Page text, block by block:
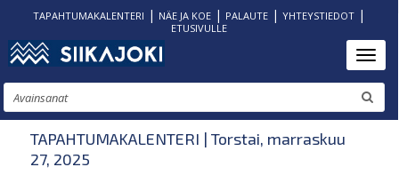
Hyppää
pääsisältöön
TAPAHTUMAKALENTERI | NÄE JA KOE| PALAUTE| YHTEYSTIEDOT|
ETUSIVULLE
Etsi
TAPAHTUMAKALENTERI | Torstai, marraskuu
27, 2025
klo 08
klo 09